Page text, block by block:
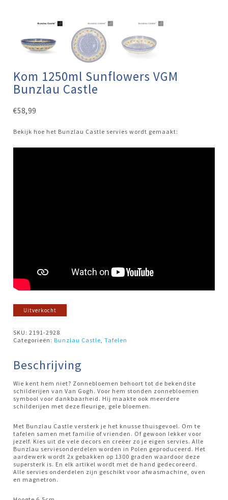
Kom 1250ml Sunflowers VGM
Bunzlau Castle
€58,99
Bekijk hoe het Bunzlau Castle servies wordt gemaakt:
Uitverkocht
SKU:2191-2928
Categorieën:Bunzlau Castle ,Tafelen
Beschrijving
Wie kent hem niet? Zonnebloemen behoort tot de bekendste
schilderijen van Van Gogh. Voor hem stonden zonnebloemen
symbool voor dankbaarheid. Hij maakte ook meerdere
schilderijen met deze fleurige, gele bloemen.
Met Bunzlau Castle versterk je het knusse thuisgevoel. Om te
tafelen samen met familie of vrienden. Of gewoon lekker voor
jezelf. Kies uit de vele decors en creëer zo je eigen servies. Alle
Bunzlau serviesonderdelen worden in Polen geproduceerd. Het
aardewerk wordt 2x gebakken op 1300 graden waardoor deze
supersterk is. En elk artikel wordt met de hand gedecoreerd.
Alle servies onderdelen zijn geschikt voor afwasmachine, oven
en magnetron.